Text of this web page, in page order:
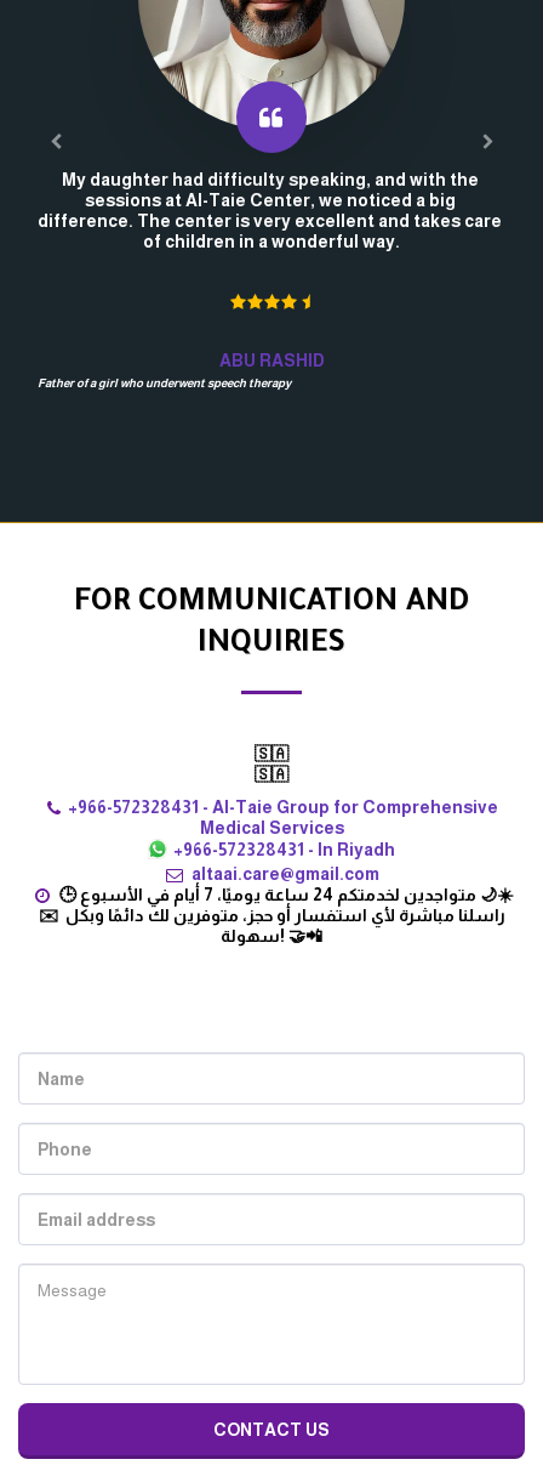
My daughter had difficulty speaking, and with the
sessions at Al-Taie Center, we noticed a big
difference. The center is very excellent and takes care
of children in a wonderful way.
ABU RASHID
Father of a girl who underwent speech therapy
FOR COMMUNICATION AND
INQUIRIES
🇸🇦
🇸🇦
+966-572328431 - Al-Taie Group for Comprehensive
Medical Services
+966-572328431 - In Riyadh
altaai.care@gmail.com
🕒 متواجدين لخدمتكم 24 ساعة يوميًا، 7 أيام في الأسبوع 🌙☀️
✉️ راسلنا مباشرة لأي استفسار أو حجز، متوفرين لك دائمًا وبكل
سهولة! 🤝📲
CONTACT US